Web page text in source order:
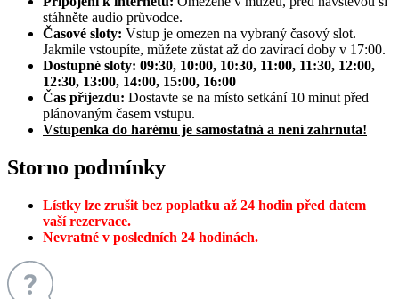
stáhněte audio průvodce.
Časové sloty: Vstup je omezen na vybraný časový slot.
Jakmile vstoupíte, můžete zůstat až do zavírací doby v 17:00.
Dostupné sloty: 09:30, 10:00, 10:30, 11:00, 11:30, 12:00,
12:30, 13:00, 14:00, 15:00, 16:00
Čas příjezdu: Dostavte se na místo setkání 10 minut před
plánovaným časem vstupu.
Vstupenka do harému je samostatná a není zahrnuta!
Storno podmínky
Lístky lze zrušit bez poplatku až 24 hodin před datem
vaší rezervace.
Nevratné v posledních 24 hodinách.